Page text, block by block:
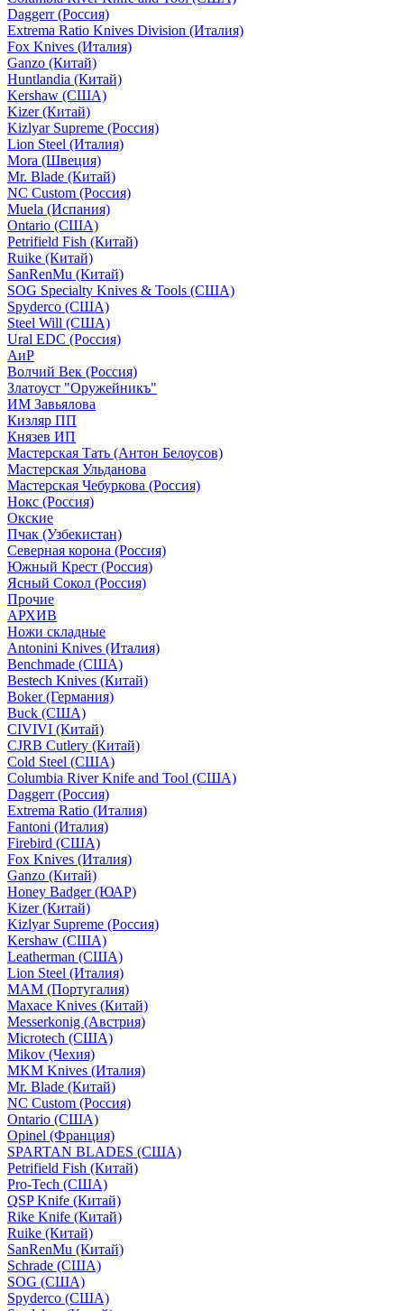
Daggerr (Россия)
Extrema Ratio Knives Division (Италия)
Fox Knives (Италия)
Ganzo (Китай)
Huntlandia (Китай)
Kershaw (США)
Kizer (Китай)
Kizlyar Supreme (Россия)
Lion Steel (Италия)
Mora (Швеция)
Mr. Blade (Китай)
NC Custom (Россия)
Muela (Испания)
Ontario (США)
Petrifield Fish (Китай)
Ruike (Китай)
SanRenMu (Китай)
SOG Specialty Knives & Tools (США)
Spyderco (США)
Steel Will (США)
Ural EDC (Россия)
АиР
Волчий Век (Россия)
Златоуст "Оружейникъ"
ИМ Завьялова
Кизляр ПП
Князев ИП
Мастерская Тать (Антон Белоусов)
Мастерская Ульданова
Мастерская Чебуркова (Россия)
Нокс (Россия)
Окские
Пчак (Узбекистан)
Северная корона (Россия)
Южный Крест (Россия)
Ясный Сокол (Россия)
Прочие
АРХИВ
Ножи складные
Antonini Knives (Италия)
Benchmade (США)
Bestech Knives (Китай)
Boker (Германия)
Buck (США)
CIVIVI (Китай)
CJRB Cutlery (Китай)
Cold Steel (США)
Columbia River Knife and Tool (США)
Daggerr (Россия)
Extrema Ratio (Италия)
Fantoni (Италия)
Firebird (США)
Fox Knives (Италия)
Ganzo (Китай)
Honey Badger (ЮАР)
Kizer (Китай)
Kizlyar Supreme (Россия)
Kershaw (США)
Leatherman (США)
Lion Steel (Италия)
MAM (Португалия)
Maxace Knives (Китай)
Messerkonig (Австрия)
Microtech (США)
Mikov (Чехия)
MKM Knives (Италия)
Mr. Blade (Китай)
NC Custom (Россия)
Ontario (США)
Opinel (Франция)
SPARTAN BLADES (США)
Petrifield Fish (Китай)
Pro-Tech (США)
QSP Knife (Китай)
Rike Knife (Китай)
Ruike (Китай)
SanRenMu (Китай)
Schrade (США)
SOG (США)
Spyderco (США)